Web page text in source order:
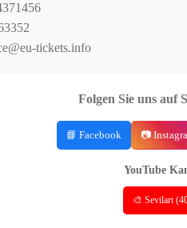
tickets.info
Folgen Sie uns auf
📘 Facebook 📷
YouTube
🎨 Sevilart